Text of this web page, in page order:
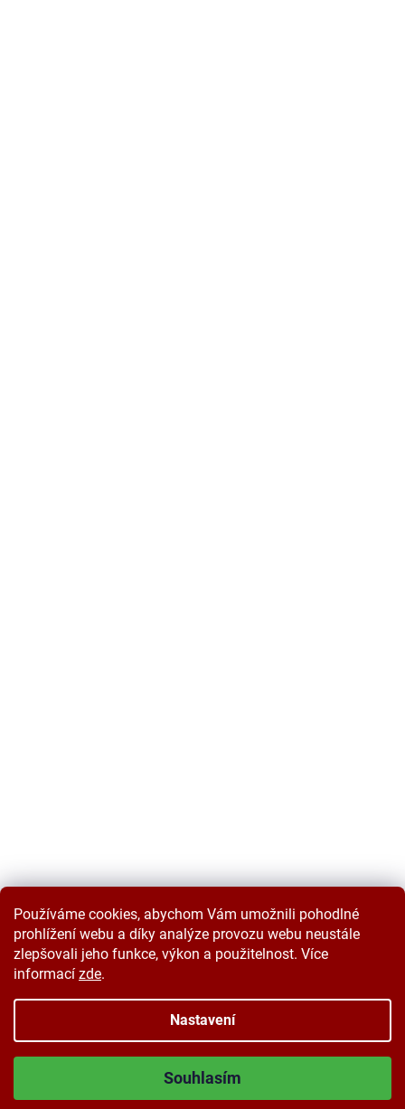
Používáme cookies, abychom Vám umožnili pohodlné
prohlížení webu a díky analýze provozu webu neustále
zlepšovali jeho funkce, výkon a použitelnost. Více
informací zde.
Nastavení
Souhlasím
Upravit nastavení cookies